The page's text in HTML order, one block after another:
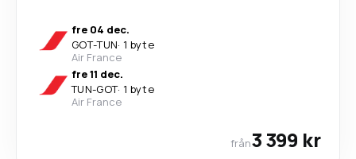
fre 04 dec.
GOT-TUN· 1 byte
Air France
fre 11 dec.
TUN-GOT· 1 byte
Air France
från3 399 kr